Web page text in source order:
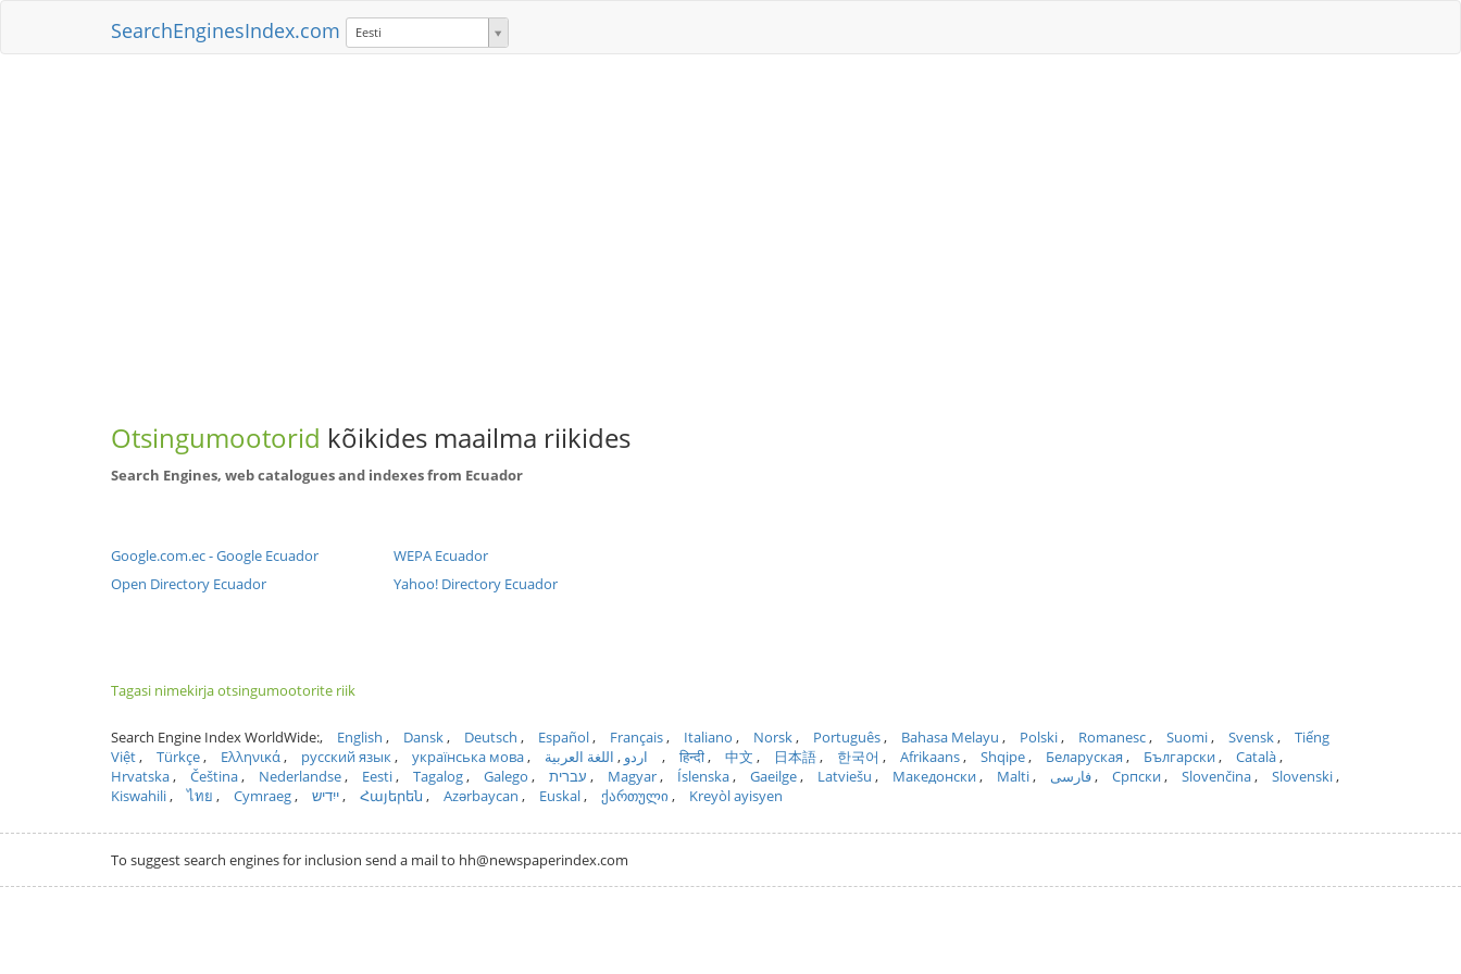
SearchEnginesIndex.com Eesti
Otsingumootorid kõikides maailma riikides
Search Engines, web catalogues and indexes from Ecuador
Google.com.ec - Google Ecuador
Open Directory Ecuador
WEPA Ecuador
Yahoo! Directory Ecuador
Tagasi nimekirja otsingumootorite riik
Search Engine Index WorldWide: English Dansk Deutsch Español Français Italiano Norsk Português Bahasa Melayu Polski Romanesc Suomi Svensk
Tiếng
Việt
Türkçe Ελληνικά русский язык українська мова اردو اللغة العربية हिन्दी 中文 日本語 한국어 Afrikaans Shqipe Беларуская Български
Català
Hrvatska
Čeština Nederlandse Eesti Tagalog Galego עברית Magyar Íslenska Gaeilge Latviešu Македонски Malti فارسی Српски Slovenčina
Slovenski
Kiswahili
ไทย Cymraeg ייִדיש Հայերեն Azərbaycan Euskal ქართული Kreyòl ayisyen
To suggest search engines for inclusion send a mail to hh@newspaperindex.com